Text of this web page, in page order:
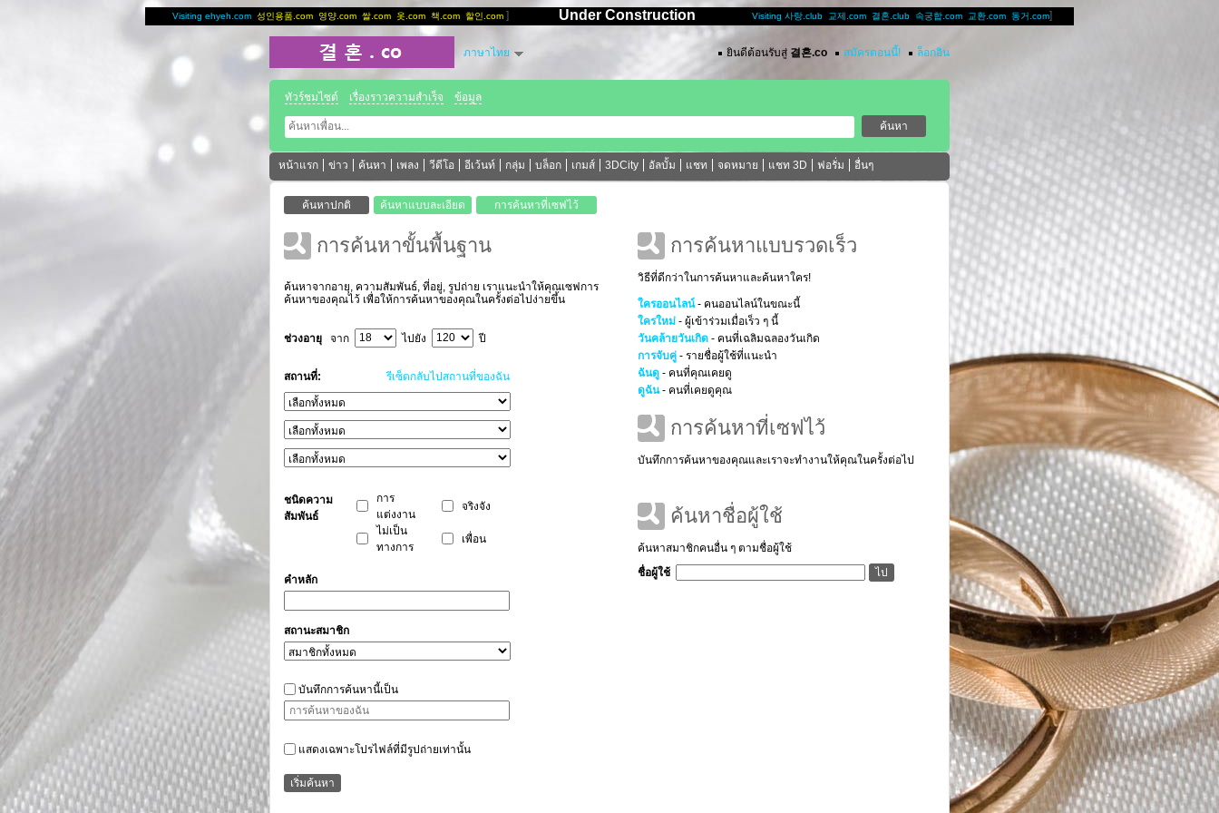
Visiting ehyeh.com 성인용품.com 영양.com 쌀.com 옷.com 책.com 할인.com ] Under Construction Visiting 사랑.club 교제.com 결혼.club 속궁합.com 교환.com 동거.com]
ภาษาไทย ยินดีต้อนรับสู่ 결혼.co สมัครตอนนี้! ล็อกอิน
ทัวร์ชมไซต์ เรื่องราวความสำเร็จ ข้อมูล
หน้าแรก ข่าว ค้นหา เพลง วีดีโอ อีเว้นท์ กลุ่ม บล็อก เกมส์ 3DCity อัลบั้ม แชท จดหมาย แชท 3D ฟอรั่ม อื่นๆ
การค้นหาขั้นพื้นฐาน
ค้นหาจากอายุ, ความสัมพันธ์, ที่อยู่, รูปถ่าย เราแนะนำให้คุณเซฟการ
ค้นหาของคุณไว้ เพื่อให้การค้นหาของคุณในครั้งต่อไปง่ายขึ้น
ช่วงอายุ จาก ไปยัง ปี
สถานที่: รีเซ็ตกลับไปสถานที่ของฉัน
ชนิดความ
สัมพันธ์
การ
แต่งงาน
จริงจัง
ไม่เป็น
ทางการ
เพื่อน
คำหลัก
สถานะสมาชิก
บันทึกการค้นหานี้เป็น
แสดงเฉพาะโปรไฟล์ที่มีรูปถ่ายเท่านั้น
การค้นหาแบบรวดเร็ว
วิธีที่ดีกว่าในการค้นหาและค้นหาใคร!
ใครออนไลน์- คนออนไลน์ในขณะนี้
ใครใหม่ - ผู้เข้าร่วมเมื่อเร็ว ๆ นี้
วันคล้ายวันเกิด - คนที่เฉลิมฉลองวันเกิด
การจับคู่ - รายชื่อผู้ใช้ที่แนะนำ
ฉันดู - คนที่คุณเคยดู
ดูฉัน- คนที่เคยดูคุณ
การค้นหาที่เซฟไว้
บันทึกการค้นหาของคุณและเราจะทำงานให้คุณในครั้งต่อไป
ค้นหาชื่อผู้ใช้
ค้นหาสมาชิกคนอื่น ๆ ตามชื่อผู้ใช้
ชื่อผู้ใช้